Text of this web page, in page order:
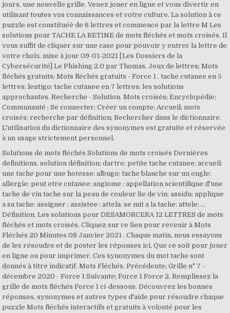
jours, une nouvelle grille. Venez jouer en ligne et vous divertir en
utilisant toutes vos connaissances et votre culture. La solution à ce
puzzle est constituéè de 6 lettres et commence par la lettre M Les
solutions pour TACHE LA RETINE de mots fléchés et mots croisés. Il
vous suffit de cliquer sur une case pour pouvoir y entrer la lettre de
votre choix. mise à jour 09-01-2021 [Les Dossiers de la
Cybersécurité] Le Phishing 2.0 par Thomas. Jeux de lettres; Mots
fléchés gratuits; Mots fléchés gratuits - Force 1 . tache cutanee en 5
lettres: lentigo: tache cutanee en 7 lettres: les solutions
approchantes. Recherche - Solution. Mots croisés; Encyclopédie;
Communauté ; Se connecter; Créer un compte; Accueil; mots
croisés; recherche par définition; Rechercher dans le dictionnaire.
L'utilisation du dictionnaire des synonymes est gratuite et réservée
à un usage strictement personnel.
Solutions de mots fléchés Solutions de mots croisés Dernières
definitions. solution définition; dartre: petite tache cutanee: accueil:
une tache pour une hotesse: albugo: tache blanche sur un ongle:
allergie: peut etre cutanee: angiome : appellation scientifique d'une
tache de vin tache sur la peau de couleur lie de vin: assidu: applique
a sa tache: assigner : assistee : attela: se mit a la tache: attele: …
Définition. Les solutions pour DESAMORCERA 12 LETTRES de mots
fléchés et mots croisés. Cliquez sur ce lien pour revenir à Mots
Fléchés 20 Minutes 08 Janvier 2021 . Chaque matin, nous essayons
de les résoudre et de poster les réponses ici. Que ce soit pour jouer
en ligne ou pour imprimer. Ces synonymes du mot tache sont
donnés à titre indicatif. Mots Fléchés. Précédente; Grille n° 7 -
décembre 2020 - Force 1 Suivante; Force 1 Force 2. Remplissez la
grille de mots fléchés Force 1 ci-dessous. Découvrez les bonnes
réponses, synonymes et autres types d'aide pour résoudre chaque
puzzle Mots fléchés interactifs et gratuits à volonté pour les